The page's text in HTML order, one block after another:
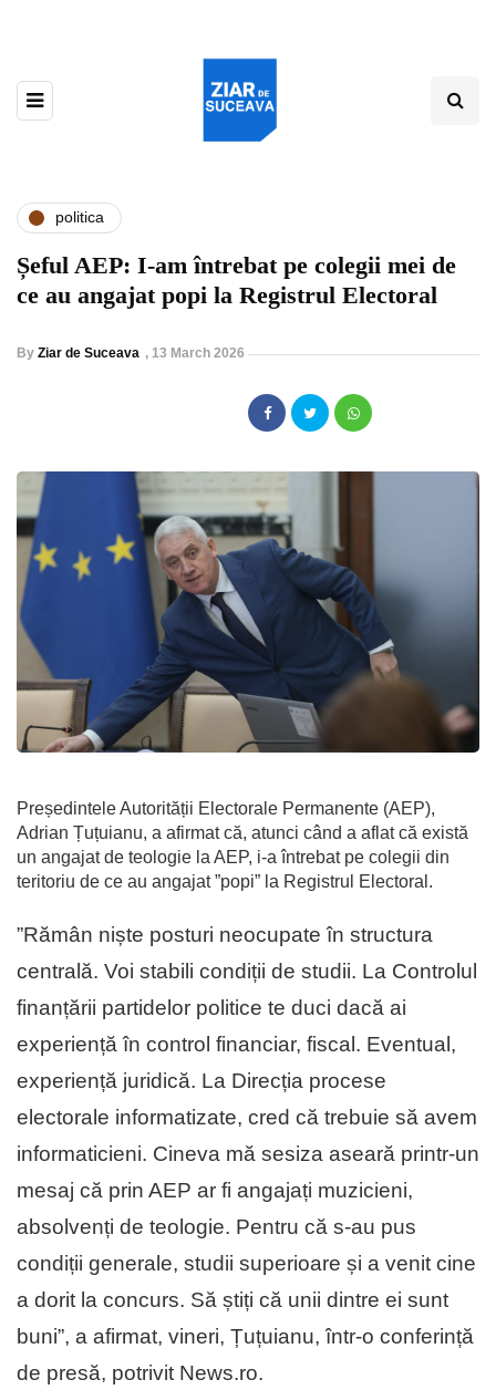
politica
Șeful AEP: I-am întrebat pe colegii mei de
ce au angajat popi la Registrul Electoral
By Ziar de Suceava , 13 March 2026
Președintele Autorității Electorale Permanente (AEP),
Adrian Țuțuianu, a afirmat că, atunci când a aflat că există
un angajat de teologie la AEP, i-a întrebat pe colegii din
teritoriu de ce au angajat ”popi” la Registrul Electoral.
”Rămân niște posturi neocupate în structura
centrală. Voi stabili condiții de studii. La Controlul
finanțării partidelor politice te duci dacă ai
experiență în control financiar, fiscal. Eventual,
experiență juridică. La Direcția procese
electorale informatizate, cred că trebuie să avem
informaticieni. Cineva mă sesiza aseară printr-un
mesaj că prin AEP ar fi angajați muzicieni,
absolvenți de teologie. Pentru că s-au pus
condiții generale, studii superioare și a venit cine
a dorit la concurs. Să știți că unii dintre ei sunt
buni”, a afirmat, vineri, Țuțuianu, într-o conferință
de presă, potrivit News.ro.